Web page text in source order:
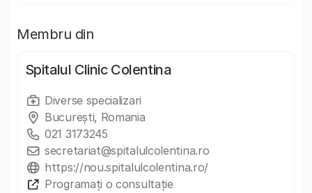
Membru din
Spitalul Clinic Colentina
Diverse specializari
București, Romania
021 3173245
secretariat@spitalulcolentina.ro
https://nou.spitalulcolentina.ro/
Programați o consultație